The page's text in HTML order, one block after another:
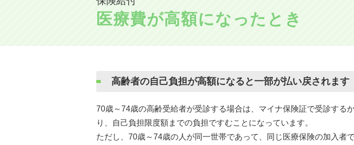
医療費が高額になったとき
高齢者の自己負担が高額になると一部が払い戻されます
70歳～74歳の高齢受給者が受診する場合は、マイナ保険証で受診する
り、自己負担限度額までの負担ですむことになっています。
ただし、70歳～74歳の人が同一世帯であって、同じ医療保険の加入者